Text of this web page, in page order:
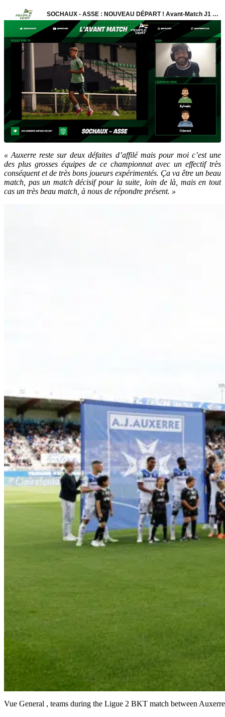
« Auxerre reste sur deux défaites d’affilé mais pour moi c’est une
des plus grosses équipes de ce championnat avec un effectif très
conséquent et de très bons joueurs expérimentés. Ça va être un beau
match, pas un match décisif pour la suite, loin de là, mais en tout
cas un très beau match, à nous de répondre présent. »
Vue General , teams during the Ligue 2 BKT match between